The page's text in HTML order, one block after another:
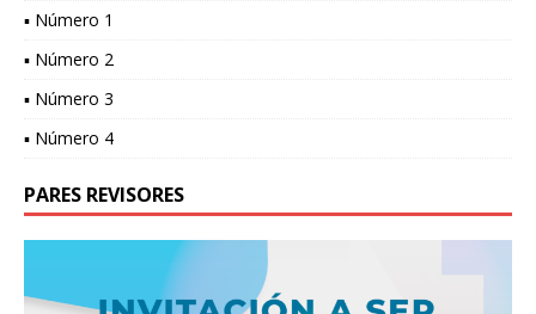
▪ Número 1
▪ Número 2
▪ Número 3
▪ Número 4
PARES REVISORES